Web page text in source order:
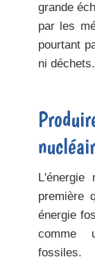
grande
par les
pourtant
ni déchets.
L'énergie
première
énergie
comme
fossiles.